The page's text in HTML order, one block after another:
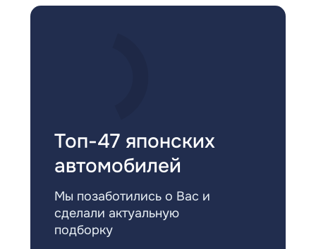
Топ-47 японских
автомобилей
Мы позаботились о Вас и
сделали актуальную
подборку